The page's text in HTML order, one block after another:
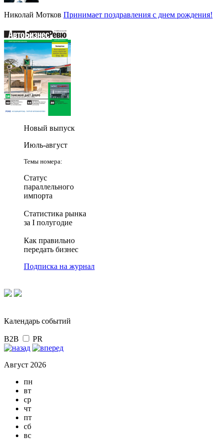
Николай Мотков Принимает поздравления с днем рождения!
Новый выпуск
Июль-август
Темы номера:
Статус
параллельного
импорта
Статистика рынка
за I полугодие
Как правильно
передать бизнес
Подписка на журнал
Календарь событий
B2B PR
Август 2026
пн
вт
ср
чт
пт
сб
вс